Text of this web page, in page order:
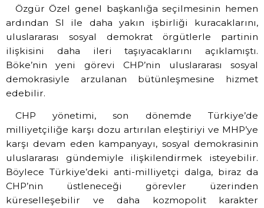
Özgür Özel genel başkanlığa seçilmesinin hemen
ardından SI ile daha yakın işbirliği kuracaklarını,
uluslararası sosyal demokrat örgütlerle partinin
ilişkisini daha ileri taşıyacaklarını açıklamıştı.
Böke’nin yeni görevi CHP’nin uluslararası sosyal
demokrasiyle arzulanan bütünleşmesine hizmet
edebilir.
CHP yönetimi, son dönemde Türkiye’de
milliyetçiliğe karşı dozu artırılan eleştiriyi ve MHP’ye
karşı devam eden kampanyayı, sosyal demokrasinin
uluslararası gündemiyle ilişkilendirmek isteyebilir.
Böylece Türkiye’deki anti-milliyetçi dalga, biraz da
CHP’nin üstleneceği görevler üzerinden
küreselleşebilir ve daha kozmopolit karakter